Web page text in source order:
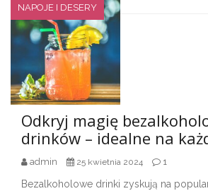
NAPOJE I DESERY
Odkryj magię
drinków – idealne na
admin 25 kwietnia 2024 1
Bezalkoholowe drinki zyskują na